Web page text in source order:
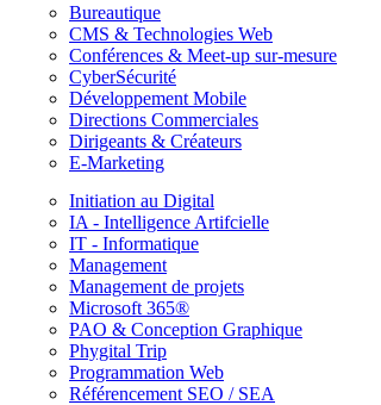
Bureautique
CMS & Technologies Web
Conférences & Meet-up sur-mesure
CyberSécurité
Développement Mobile
Directions Commerciales
Dirigeants & Créateurs
E-Marketing
Initiation au Digital
IA - Intelligence Artifcielle
IT - Informatique
Management
Management de projets
Microsoft 365®
PAO & Conception Graphique
Phygital Trip
Programmation Web
Référencement SEO / SEA